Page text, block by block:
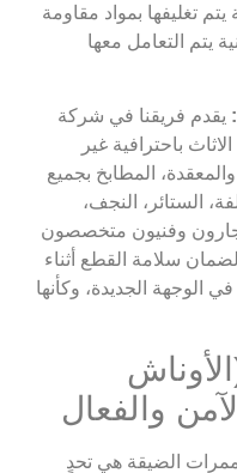
يتم تغليفها بمواد مقاومة
يتم التعامل معها
يقدم فريقنا في شركة
باحترافية غير
المطابخ بجميع
الستائر، النجف،
نجارون وفنيون متخصصون
لضمان سلامة القطع أثناء
الوجهة الجديدة، وكأنها
والفعال
الضيقة هي تحدٍ